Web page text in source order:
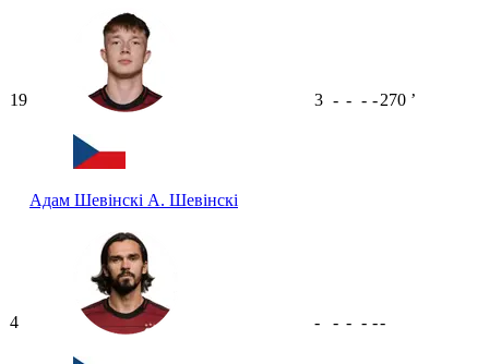
19
Адам Шевінскі А. Шевінскі
3 - - - -270 ʼ
4 - - - - --